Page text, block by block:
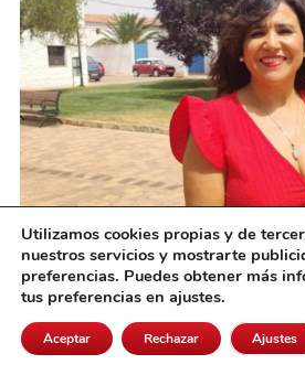
«En Cinco Casas somos una
queremos que estas fiestas
reencuentro para todos»
agosto 3, 2026
Utilizamos cookies propias y de
nuestros servicios y mostrarte
preferencias. Puedes obtener más
tus preferencias en ajustes.
Aceptar Rechazar Ajustes